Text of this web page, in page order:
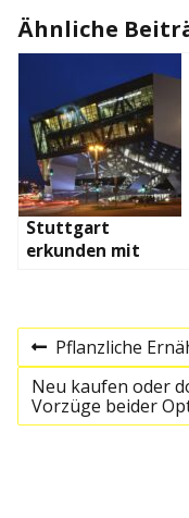
Ähnliche
Stuttgart
erkunden mit
B
e
P
r
e
v
Pflanzliche
N
e
Neu kaufen oder
Vorzüge beider